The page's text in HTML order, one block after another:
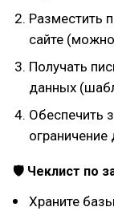
Разместить
сайте
Получать
данных
Обеспечить
ограничение
🛡 Чеклист по
Храните